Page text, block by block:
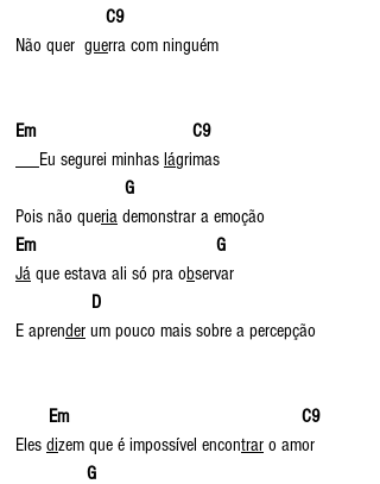
                   C9
Não quer guerra com ninguém
Em                                 C9
Eu segurei minhas lágrimas
                      G
Pois não queria demonstrar a emoção
Em                                      G
Já que estava ali só pra observar
               D
E aprender um pouco mais sobre a percepção
   Em                                                 C9
Eles dizem que é impossível encontrar o amor
G